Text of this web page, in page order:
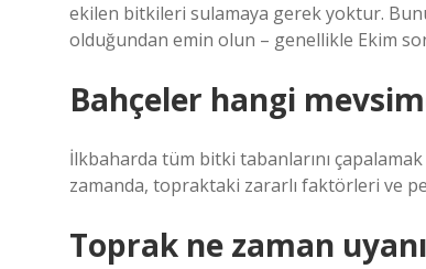
ekilen bitkileri sulamaya gerek yoktur.
olduğundan emin olun – genellikle Ekim
Bahçeler hangi
İlkbaharda tüm bitki tabanlarını çapalamak
zamanda, topraktaki zararlı faktörleri ve
Toprak ne zaman